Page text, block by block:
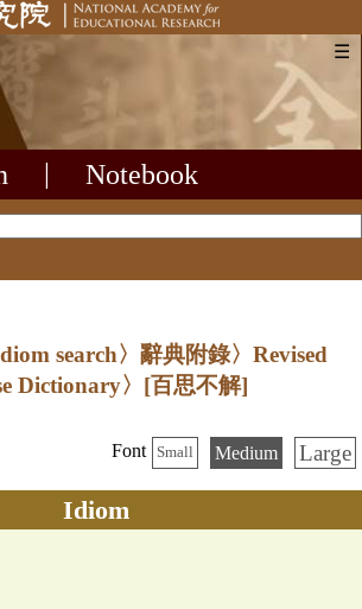
☰
Notebook
search〉辭典附錄〉Revised
Dictionary〉 [百思不解]
Font Small Medium Large
Idiom